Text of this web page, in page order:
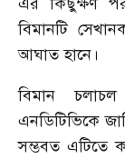
বিমানটি
আঘাত হানে।
বিমান
এনডিটিভিকে
সম্ভবত এটিতে